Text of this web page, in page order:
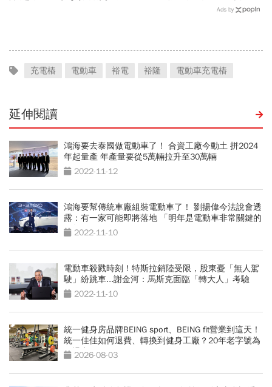
金股，法人喊到1430元，
Ads by
充電樁 電動車 裕電 裕隆 電動車充電樁
延伸閱讀
鴻海要去泰國做電動車了！ 合資工廠今動土 拼2024
年起量產 年產量要從5萬輛拉升至30萬輛
2022-11-12
鴻海要幫傳統車廠組裝電動車了！ 劉揚偉今法說會透
露：有一家可能即將落地 「明年是電動車非常關鍵的
一年」
2022-11-10
電動車殺戮時刻！特斯拉銷陸受限，股東憂「無人駕
駛」紛跳車...謝金河：馬斯克面臨「轉大人」考驗
2022-11-10
統一健身房品牌BEING sport、BEING fit營業到這天！
統一佳佳如何退費、轉換到健身工廠？20年老字號為
何退出
2026-08-03